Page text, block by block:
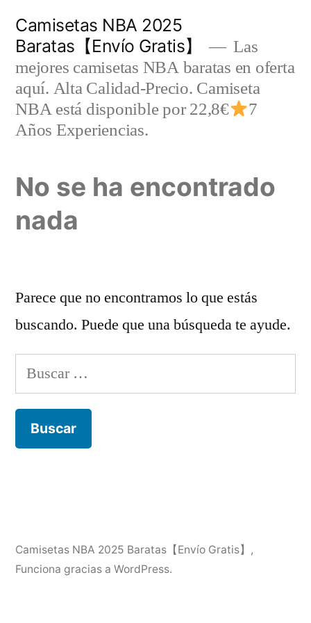
contenido
Camisetas NBA 2025
Baratas【Envío Gratis】
Las
mejores camisetas NBA baratas en oferta
aquí. Alta Calidad-Precio. Camiseta
NBA está disponible por 22,8€
7
Años Experiencias.
No se ha encontrado
nada
Parece que no encontramos lo que estás
buscando. Puede que una búsqueda te ayude.
Buscar:
Camisetas NBA 2025 Baratas【Envío Gratis】
,
Funciona gracias a WordPress.